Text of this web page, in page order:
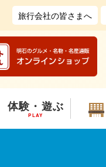
旅行会社の皆さまへ
体験・遊ぶ
PLAY